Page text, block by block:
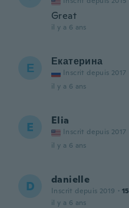
Great
il y a 6 ans
Е Екатерина
Inscrit depuis 2017
il y a 6 ans
E Elia
Inscrit depuis 2017
il y a 6 ans
D danielle
Inscrit depuis 2019 · 15
il y a 6 ans